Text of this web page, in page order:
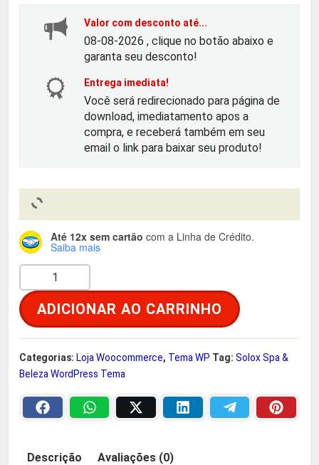
o
o
r
i
n
l
e
r
a
o
a
t
u
é
R
2
9
Valor com desconto até...
08-08-2026 , clique no botão abaixo e
garanta seu desconto!
Entrega imediata!
Você será redirecionado para página de
download, imediatamento apos a
compra, e receberá também em seu
email o link para baixar seu produto!
Até 12x sem cartão com a Linha de Crédito.
Saiba mais
o
l
x
S
ADICIONAR AO CARRINHO
Categorias: Loja Woocommerce, Tema WP Tag: Solox Spa &
Beleza WordPress Tema
Descrição Avaliações (0)